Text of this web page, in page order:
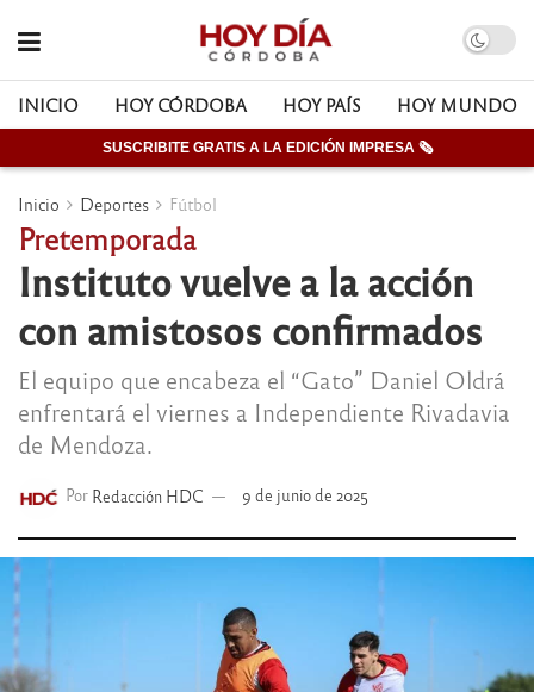
INICIO HOY CÓRDOBA HOY PAÍS HOY MUNDO
SUSCRIBITE GRATIS A LA EDICIÓN IMPRESA 🗞
Inicio Deportes Fútbol
Pretemporada
Instituto vuelve a la acción
con amistosos confirmados
El equipo que encabeza el “Gato” Daniel Oldrá
enfrentará el viernes a Independiente Rivadavia
de Mendoza.
Por Redacción HDC 9 de junio de 2025